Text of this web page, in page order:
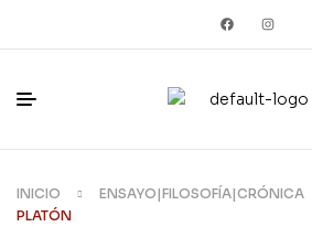
INICIO ENSAYO|FILOSOFÍA|CRÓNICA
PLATÓN